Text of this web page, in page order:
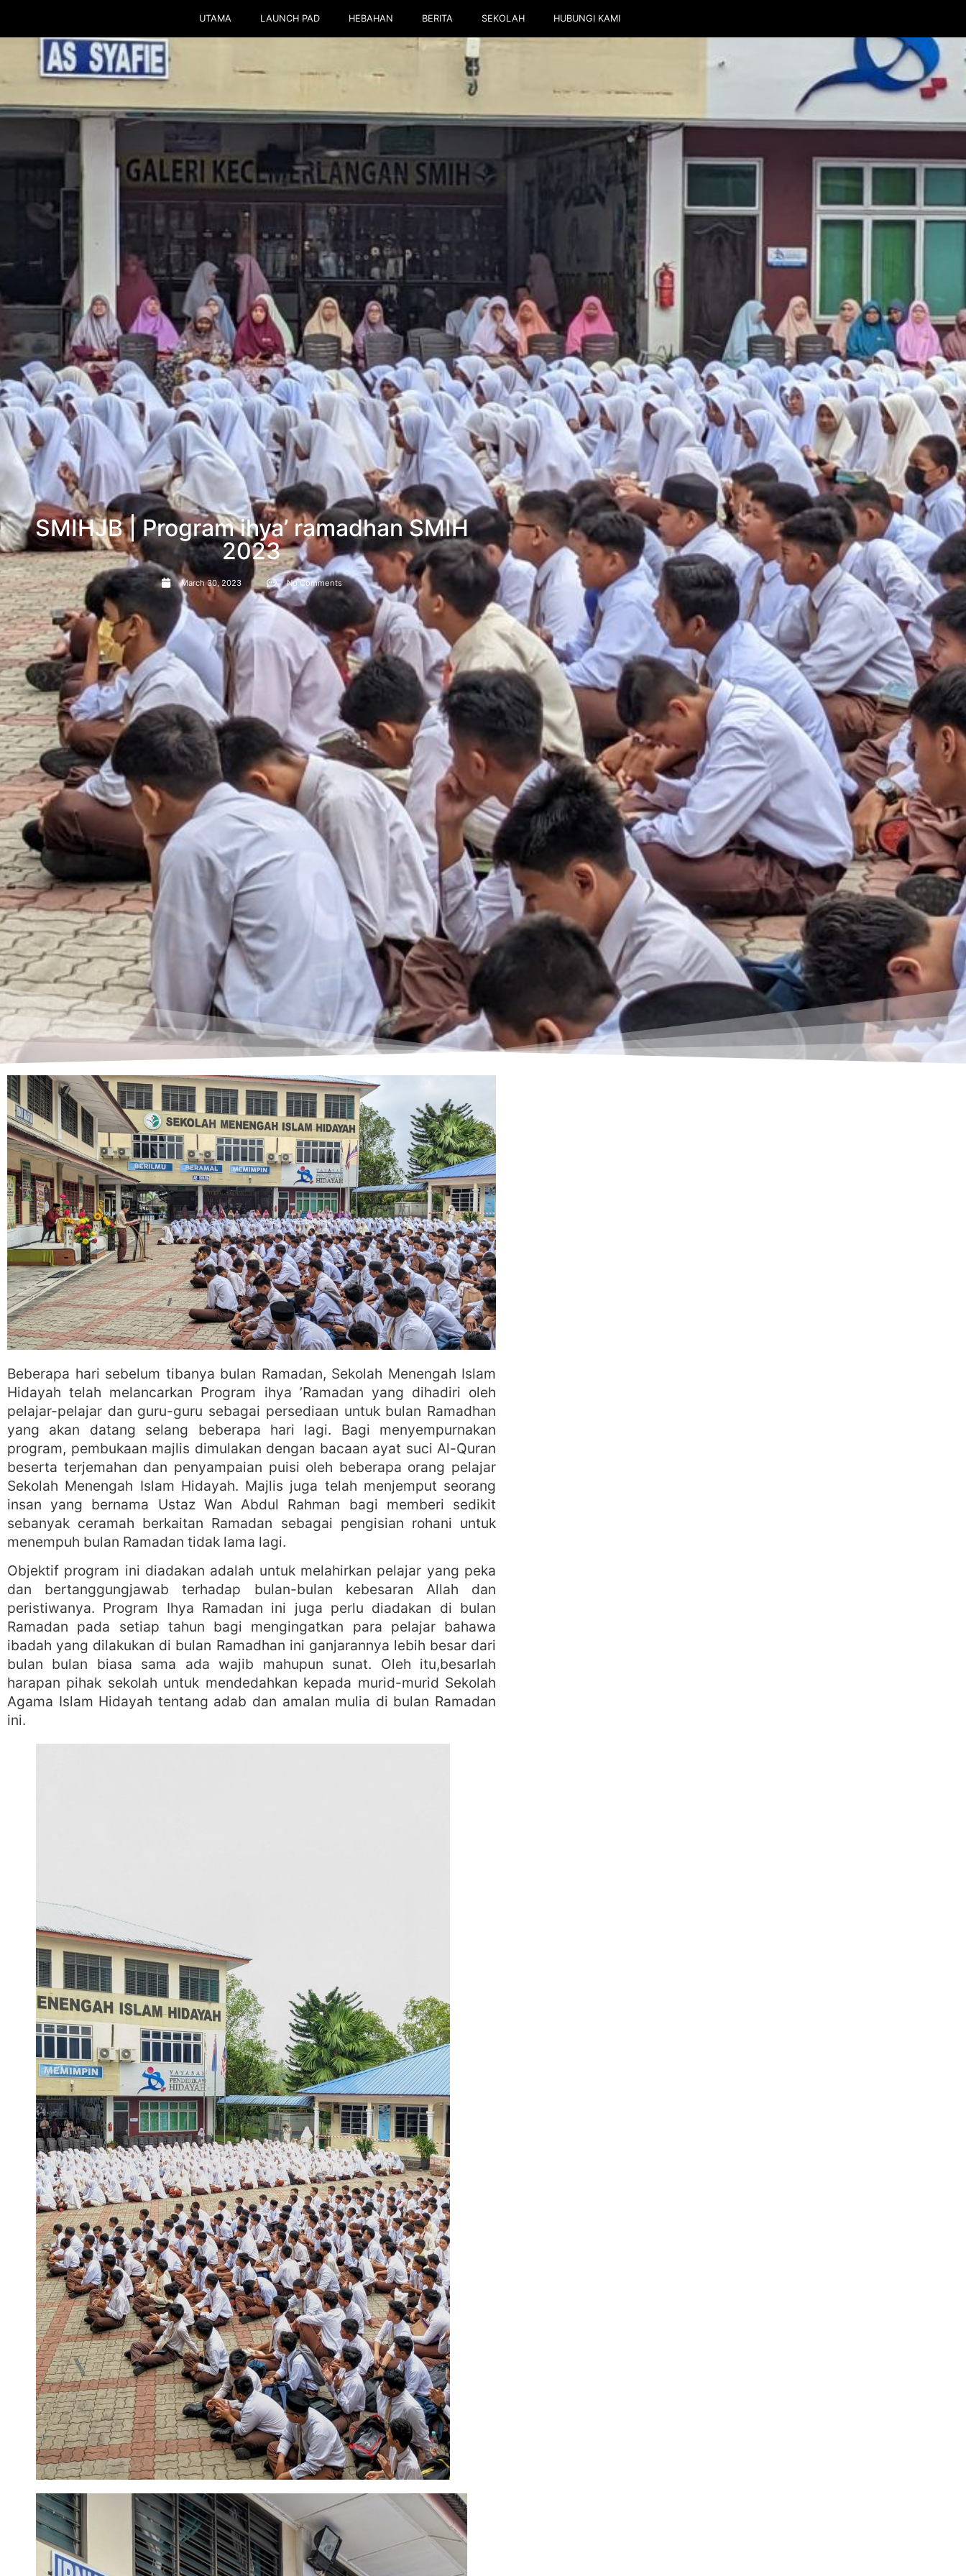
UTAMA LAUNCH PAD HEBAHAN BERITA SEKOLAH HUBUNGI KAMI
SMIHJB | Program ihya’ ramadhan SMIH
2023
March 30, 2023 No Comments
Beberapa hari sebelum tibanya bulan Ramadan, Sekolah Menengah Islam
Hidayah telah melancarkan Program ihya ’Ramadan yang dihadiri oleh
pelajar-pelajar dan guru-guru sebagai persediaan untuk bulan Ramadhan
yang akan datang selang beberapa hari lagi. Bagi menyempurnakan
program, pembukaan majlis dimulakan dengan bacaan ayat suci Al-Quran
beserta terjemahan dan penyampaian puisi oleh beberapa orang pelajar
Sekolah Menengah Islam Hidayah. Majlis juga telah menjemput seorang
insan yang bernama Ustaz Wan Abdul Rahman bagi memberi sedikit
sebanyak ceramah berkaitan Ramadan sebagai pengisian rohani untuk
menempuh bulan Ramadan tidak lama lagi.
Objektif program ini diadakan adalah untuk melahirkan pelajar yang peka
dan bertanggungjawab terhadap bulan-bulan kebesaran Allah dan
peristiwanya. Program Ihya Ramadan ini juga perlu diadakan di bulan
Ramadan pada setiap tahun bagi mengingatkan para pelajar bahawa
ibadah yang dilakukan di bulan Ramadhan ini ganjarannya lebih besar dari
bulan bulan biasa sama ada wajib mahupun sunat. Oleh itu,besarlah
harapan pihak sekolah untuk mendedahkan kepada murid-murid Sekolah
Agama Islam Hidayah tentang adab dan amalan mulia di bulan Ramadan
ini.